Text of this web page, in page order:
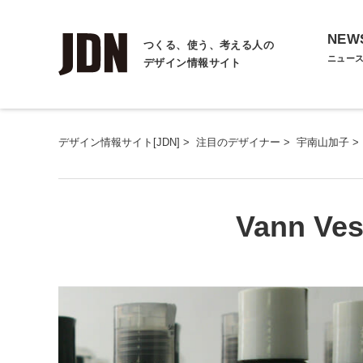
つくる、使う、考える人の
デザイン情報サイト
ニュー
デザイン情報サイト[JDN] > 注目のデザイナー > 宇南山加子 >
Vann